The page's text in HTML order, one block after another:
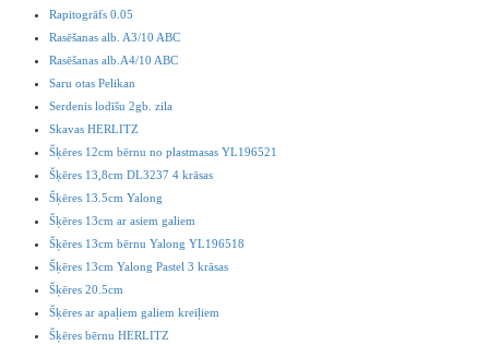
Rapitogrāfs 0.05
Rasēšanas alb. A3/10 ABC
Rasēšanas alb.A4/10 ABC
Saru otas Pelikan
Serdenis lodīšu 2gb. zila
Skavas HERLITZ
Šķēres 12cm bērnu no plastmasas YL196521
Šķēres 13,8cm DL3237 4 krāsas
Šķēres 13.5cm Yalong
Šķēres 13cm ar asiem galiem
Šķēres 13cm bērnu Yalong YL196518
Šķēres 13cm Yalong Pastel 3 krāsas
Šķēres 20.5cm
Šķēres ar apaļiem galiem kreiļiem
Šķēres bērnu HERLITZ